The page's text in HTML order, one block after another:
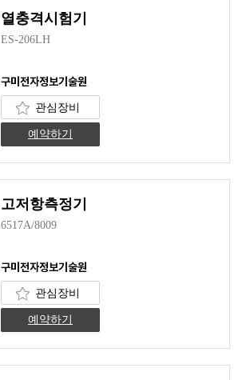
열충격시험기
ES-206LH
구미전자정보기술원
관심장비
예약하기
고저항측정기
6517A/8009
구미전자정보기술원
관심장비
예약하기